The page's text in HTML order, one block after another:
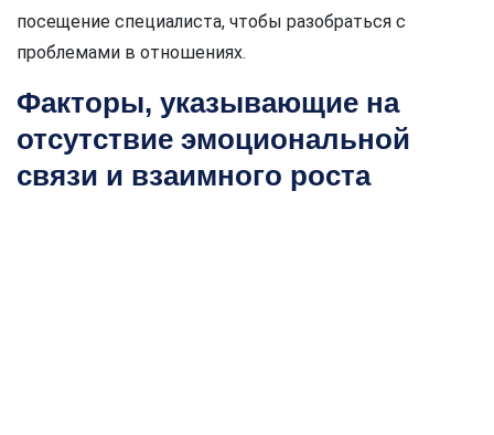
посещение специалиста, чтобы разобраться с
проблемами в отношениях.
Факторы, указывающие на
отсутствие эмоциональной
связи и взаимного роста